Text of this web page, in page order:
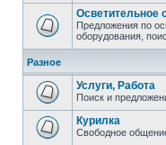
Осветительное
Предложения по
оборудования,
Разное
Услуги, Работа
Поиск и
Курилка
Свободное